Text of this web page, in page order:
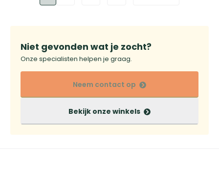
Niet gevonden wat je zocht?
Onze specialisten helpen je graag.
Neem contact op
Bekijk onze winkels